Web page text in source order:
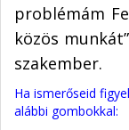
problémám
közös
szakember.
Ha ismerőseid
alábbi gombokkal: